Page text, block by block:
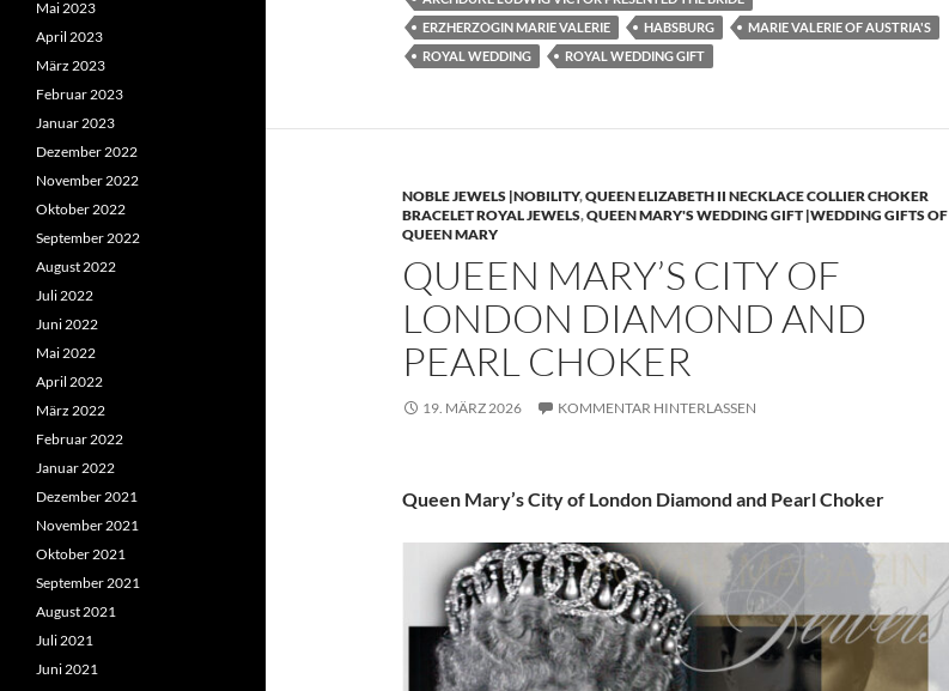
ERZHERZOGIN MARIE VALERIE
HABSBURG
MARIE VALERIE OF AUSTRIA'S
ROYAL WEDDING
ROYAL WEDDING GIFT
NOBLE JEWELS |NOBILITY,QUEEN ELIZABETH II NECKLACE COLLIER CHOKER
BRACELET ROYAL JEWELS,QUEEN MARY'S WEDDING GIFT |WEDDING GIFTS OF
QUEEN MARY
QUEEN MARY’S CITY OF
LONDON DIAMOND AND
PEARL CHOKER
19. MÄRZ 2026 KOMMENTAR HINTERLASSEN
Queen Mary’s City of London Diamond and Pearl Choker
Mai 2023
April 2023
März 2023
Februar 2023
Januar 2023
Dezember 2022
November 2022
Oktober 2022
September 2022
August 2022
Juli 2022
Juni 2022
Mai 2022
April 2022
März 2022
Februar 2022
Januar 2022
Dezember 2021
November 2021
Oktober 2021
September 2021
August 2021
Juli 2021
Juni 2021